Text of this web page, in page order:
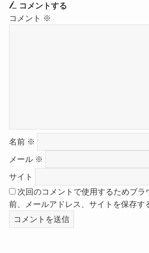
コメントする
コメント ※
名前 ※
メール ※
サイト
次回のコメントで使用するためブラ
前、メールアドレス、サイトを保存す